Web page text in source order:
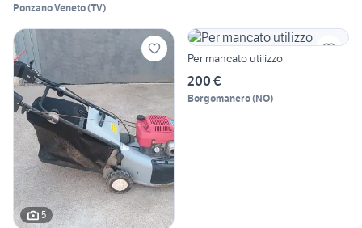
Ponzano Veneto(TV)
5
Per mancato utilizzo
200 €
Borgomanero(NO)